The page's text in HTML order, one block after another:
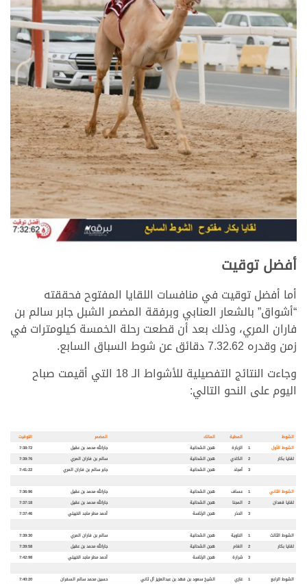
أفضل توقيت
أما أفضل توقيت في منافسات اللقايا المفتوح فحققته
“أشواق” بالشعار العنابي وبرفقة المضمر الشبل جابر سالم بن
فاران المري، وذلك بعد أن قطعت رحلة الخمسة كيلومترات في
زمن وقدره 7.32.62 دقائق عن شوط السباق السابع.
وجاءت النتائج التفصيلية للأشواط الـ 18 التي أقيمت صباح
اليوم على النحو التالي:
الشوط المطية المالك المضمر
التوقيت
الشوط الأول
1 الزبارة هجن الشحانية جارالله محمد بن عقيل
7:38:72
لقايا بكار
2 الكادي هجن الشحانية سالم بن فاران المري
7:39:76
3
أمجاد هجن الشحانية جابر سالم بن فاران المري 7:41:22
الشوط الثاني 1 عساف هجن الشحانية جارالله محمد بن عقيل
7:36:96
لقايا قعدان
2 المجنا هجن الشحانية جارالله محمد بن عقيل
7:37:18
3
الحذر هجن الرئاسة أحمد مطر ماجد الخييلي 7:37:46
الشوط الثالث 1 الناوية هجن الشحانية سالم بن فاران المري
7:39:30
لقايا بكار
2 الغام هجن الشحانية جارالله محمد بن عقيل
7:39:58
3
شرارة هجن الرئاسة أحمد مطر ماجد الخييلي 7:42:98
الشوط الرابع 1 غازي الشيخ سعود بن فهد بن عبدالعزيز آل ثاني حسين محمد سالم السفران
7:40:20